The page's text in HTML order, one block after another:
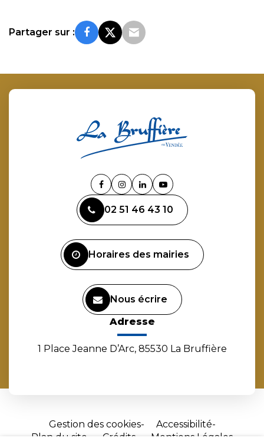
Partager sur :
Lien
vers
le
compte
Lien
le
compte
Lien
le
compte
Lien
la
chaîne
02 51 46 43 10
Horaires des mairies
Nous écrire
Adresse
1 Place Jeanne D’Arc, 85530 La Bruffière
Gestion des cookies
Accessibilité
Plan du site
Crédits Mentions Légales